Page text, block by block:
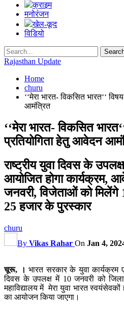
क्राइम
मनोरंजन
खेल-कूद
विडियो
Rajasthan Update
Home
churu
‘‘मेरा भारत- विकसित भारत‘‘
आमंत्रित
‘‘मेरा भारत- विकसित
प्रतियोगिता हेतु आवेदन
राष्ट्रीय युवा दिवस के
आयोजित होगा कार्यक्रम,
जनवरी, विजेताओं को
25 हजार के पुरस्कार
churu
By Vikas Rahar On Jan 4,
चूरू, । भारत सरकार के युवा कार्यक्रम
दिवस के उपलक्ष में 10 जनवरी को
महाविद्यालय में मेरा युवा भारत स्वयंसेवकों
का आयोजन किया जाएगा।